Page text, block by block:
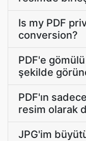
Is my PDF
conversion?
PDF'e
şekilde
PDF'ın
resim olarak
JPG'im